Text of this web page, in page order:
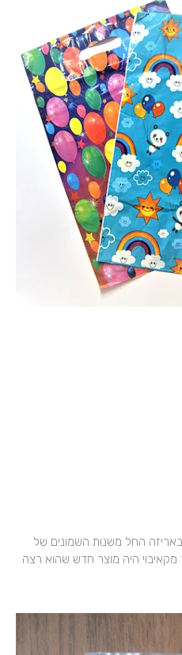
באריזה החל משנות השמונים של
מקאיבוי היה מוצר חדש שהוא רצה